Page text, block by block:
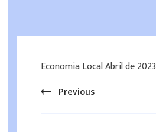
Economia Local Abril de 2023
Previous